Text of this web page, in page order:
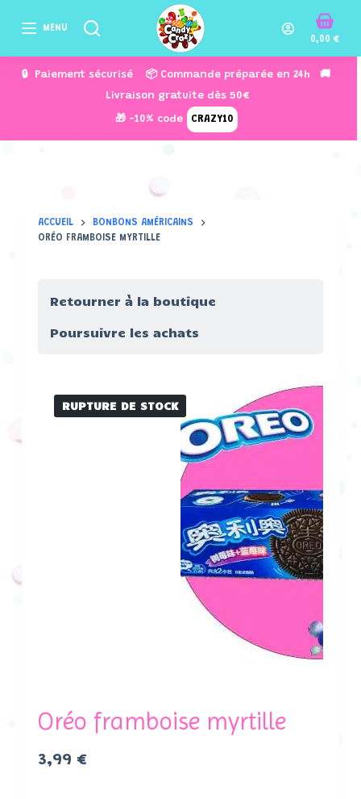
P
s
s
a
MENU
0,00€
🔒 Paiement sécurisé 📦 Commande préparée en 24h 🚚
Livraison gratuite dès 50€
🎁 -10% code CRAZY10
ACCUEIL
BONBONS AMÉRICAINS
ORÉO FRAMBOISE MYRTILLE
Poursuivre les achats
Retourner à la boutique
RUPTURE DE STOCK
Oréo framboise myrtille
3,99 €